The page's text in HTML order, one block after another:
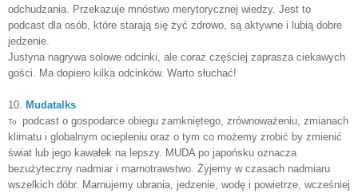
odchudzania. Przekazuje mnóstwo merytorycznej wiedzy. Jest to
podcast dla osób, które starają się żyć zdrowo, są aktywne i lubią dobre
jedzenie.
Justyna nagrywa solowe odcinki, ale coraz częściej zaprasza ciekawych
gości. Ma dopiero kilka odcinków. Warto słuchać!
10. Mudatalks
To
podcast o gospodarce obiegu zamkniętego, zrównoważeniu, zmianach
klimatu i globalnym ociepleniu oraz o tym co możemy zrobić by zmienić
świat lub jego kawałek na lepszy. MUDA po japońsku oznacza
bezużyteczny nadmiar i marnotrawstwo. Żyjemy w czasach nadmiaru
wszelkich dóbr. Marnujemy ubrania, jedzenie, wodę i powietrze, wcześniej